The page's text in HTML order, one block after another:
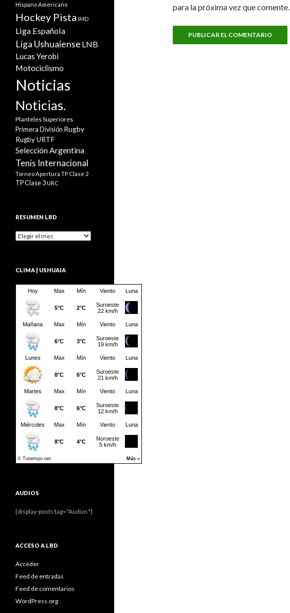
para la próxima vez que comente.
Hispano Americano
Hockey Pista IMD
Liga Española
Liga Ushuaiense LNB
Lucas Yerobi
Motociclismo
Noticias
Noticias.
Planteles Superiores
Primera División Rugby
Rugby URTF
Selección Argentina
Tenis Internacional
Torneo Apertura TP Clase 2
TP Clase 3URC
RESUMEN LBD
Resumen
CLIMA | USHUAIA
AUDIOS
[display-posts tag="Audios"]
ACCESO A LBD
Acceder
Feed de entradas
Feed de comentarios
WordPress.org